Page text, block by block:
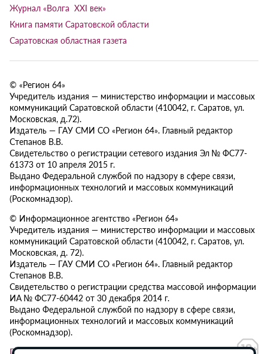
Журнал «Волга XXI век»
Книга памяти Саратовской области
Саратовская областная газета
© «Регион 64»
Учредитель издания — министерство информации и массовых
коммуникаций Саратовской области (410042, г. Саратов, ул.
Московская, д.72).
Издатель — ГАУ СМИ СО «Регион 64». Главный редактор
Степанов В.В.
Свидетельство о регистрации сетевого издания Эл № ФС77-
61373 от 10 апреля 2015 г.
Выдано Федеральной службой по надзору в сфере связи,
информационных технологий и массовых коммуникаций
(Роскомнадзор).
© Информационное агентство «Регион 64»
Учредитель издания — министерство информации и массовых
коммуникаций Саратовской области (410042, г. Саратов, ул.
Московская, д. 72).
Издатель — ГАУ СМИ СО «Регион 64». Главный редактор
Степанов В.В.
Свидетельство о регистрации средства массовой информации
ИА № ФС77-60442 от 30 декабря 2014 г.
Выдано Федеральной службой по надзору в сфере связи,
информационных технологий и массовых коммуникаций
(Роскомнадзор).